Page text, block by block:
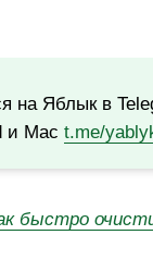
на Яблык в
и Mac t.me/
быстро